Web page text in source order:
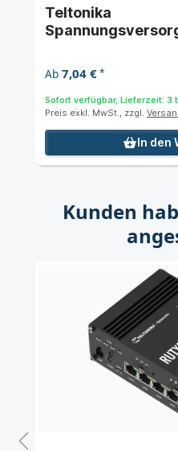
Teltonika
Ab 7,04 €*
Sofort verfügbar, Lieferzeit: 3
Preis exkl. MwSt., zzgl.
In den
Kunden